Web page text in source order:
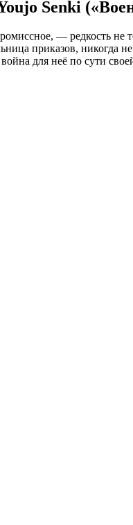
Senki
— редкость не
приказов, никогда
для неё по сути